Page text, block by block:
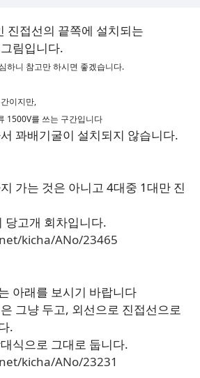
게
진접선의 끝쪽에 설치되는
림입니다.
하니 참고만 하시면 좋겠습니다.
이지만,
1500V를 쓰는 구간입니다
꽈배기굴이 설치되지 않습니다.
가는 것은 아니고 4대중 1대만 진
당고개 회차입니다.
kicha/ANo/23465
아래를 보시기 바랍니다
그냥 두고, 외선으로 진접선으로
.
식으로 그대로 둡니다.
kicha/ANo/23231